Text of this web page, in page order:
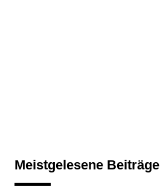
Meistgelesene Beiträge